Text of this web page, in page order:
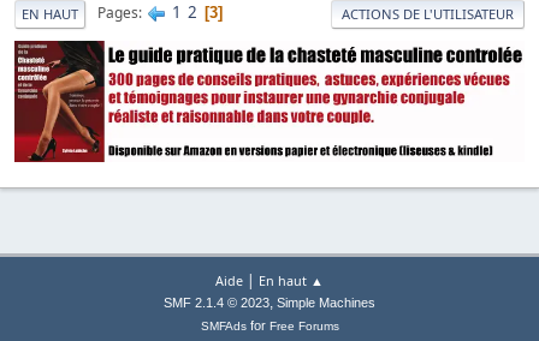
EN HAUT Pages 1 2 3 ACTIONS DE L'UTILISATEUR
Aide | En haut ▲
SMF 2.1.4 © 2023, Simple Machines
SMFAdsfor Free Forums